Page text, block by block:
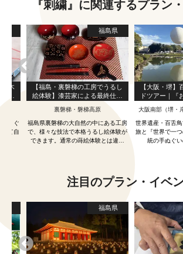
『刺繍』に関連するプラン
津木
の針
、くぐ
って自
福島県
【福島・裏磐梯の工房でうるし
絵体験】漆芸家による最終仕上
げ付きのプレミアムプラン☆
裏磐梯・磐梯高原
福島県裏磐梯の大自然の中にある工房
で、様々な技法で本格うるし絵体験が
できます。通常の蒔絵体験とは違っ
【大阪・堺】
ドツアー｜『
ン』と堺の伝
絞り
大阪南部（堺・
世界遺産・百舌
旅と『世界で一
統の手ぬぐ
注目のプラン・イベ
福島県